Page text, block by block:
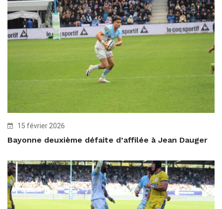
15 février 2026
Bayonne deuxième défaite d’affilée à Jean Dauger